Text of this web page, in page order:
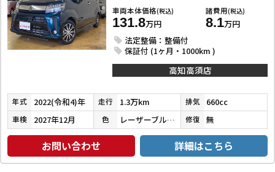
車両本体価格(税込)
131.8万円
諸費用(税込)
8.1万円
法定整備：整備付
保証付 (1ヶ月・1000km )
高知高須店
年式 2022(令和4)年 走行 1.3万km 排気 660cc
車検 2027年12月 色 レーザーブルークリスタルシャイン 修復 無
お問い合わせ 詳細はこちら